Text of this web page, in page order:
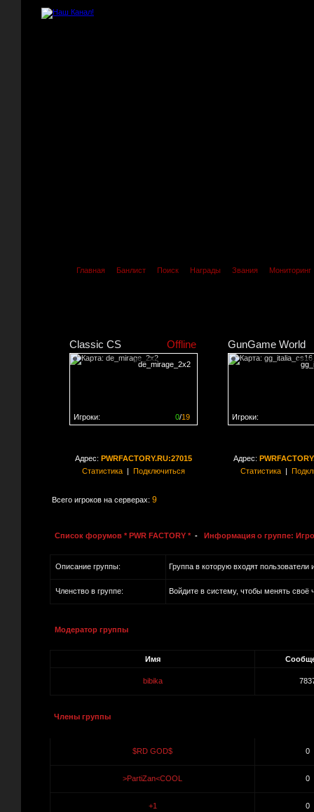
Главная Банлист Поиск Награды Звания Мониторинг
Classic CS Offline
de_mirage_2x2
0/19
Игроки:
GunGame World
Игроки:
Адрес: PWRFACTORY.RU:27015
Статистика| Подключиться
Адрес:
Статистика|
Всего игроков на серверах: 9
Список форумов * PWR FACTORY * - Информация о группе:
Описание группы: Группа в которую входят
Членство в группе: Войдите в систему, чтобы менять
Модератор группы
Имя
bibika
Члены группы
$RD GOD$ 0
>PartiZan<COOL 0
+1 0